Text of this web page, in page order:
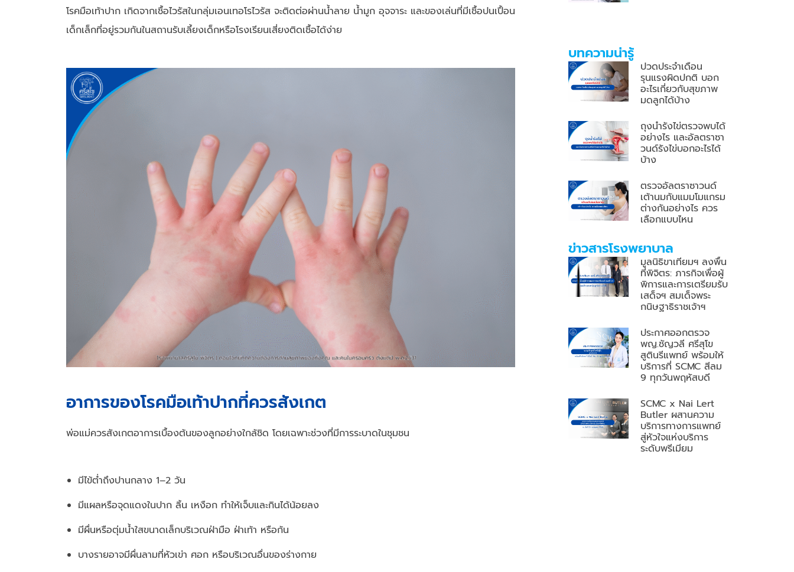
โรคมือเท้าปาก เกิดจากเชื้อไวรัสในกลุ่มเอนเทอโรไวรัส จะติดต่อผ่านน้ำลาย น้ำมูก อุจจาระ และของเล่นที่มีเชื้อปนเปื้อน
เด็กเล็กที่อยู่รวมกันในสถานรับเลี้ยงเด็กหรือโรงเรียนเสี่ยงติดเชื้อได้ง่าย
อาการของโรคมือเท้าปากที่ควรสังเกต
พ่อแม่ควรสังเกตอาการเบื้องต้นของลูกอย่างใกล้ชิด โดยเฉพาะช่วงที่มีการระบาดในชุมชน
มีไข้ต่ำถึงปานกลาง 1–2 วัน
มีแผลหรือจุดแดงในปาก ลิ้น เหงือก ทำให้เจ็บและกินได้น้อยลง
มีผื่นหรือตุ่มน้ำใสขนาดเล็กบริเวณฝ่ามือ ฝ่าเท้า หรือก้น
บางรายอาจมีผื่นลามที่หัวเข่า ศอก หรือบริเวณอื่นของร่างกาย
บทความน่ารู้
ปวดประจำเดือน
รุนแรงผิดปกติ บอก
อะไรเกี่ยวกับสุขภาพ
มดลูกได้บ้าง
ถุงน้ำรังไข่ตรวจพบได้
อย่างไร และอัลตราซา
วนด์รังไข่บอกอะไรได้
บ้าง
ตรวจอัลตราซาวนด์
เต้านมกับแมมโมแกรม
ต่างกันอย่างไร ควร
เลือกแบบไหน
ข่าวสารโรงพยาบาล
มูลนิธิขาเทียมฯ ลงพื้น
ที่พิจิตร: ภารกิจเพื่อผู้
พิการและการเตรียมรับ
เสด็จฯ สมเด็จพระ
กนิษฐาธิราชเจ้าฯ
ประกาศออกตรวจ
พญ.ชัญวลี ศรีสุโข
สูตินรีแพทย์ พร้อมให้
บริการที่ SCMC สีลม
9 ทุกวันพฤหัสบดี
SCMC x Nai Lert
Butler ผสานความ
บริการทางการแพทย์
สู่หัวใจแห่งบริการ
ระดับพรีเมียม